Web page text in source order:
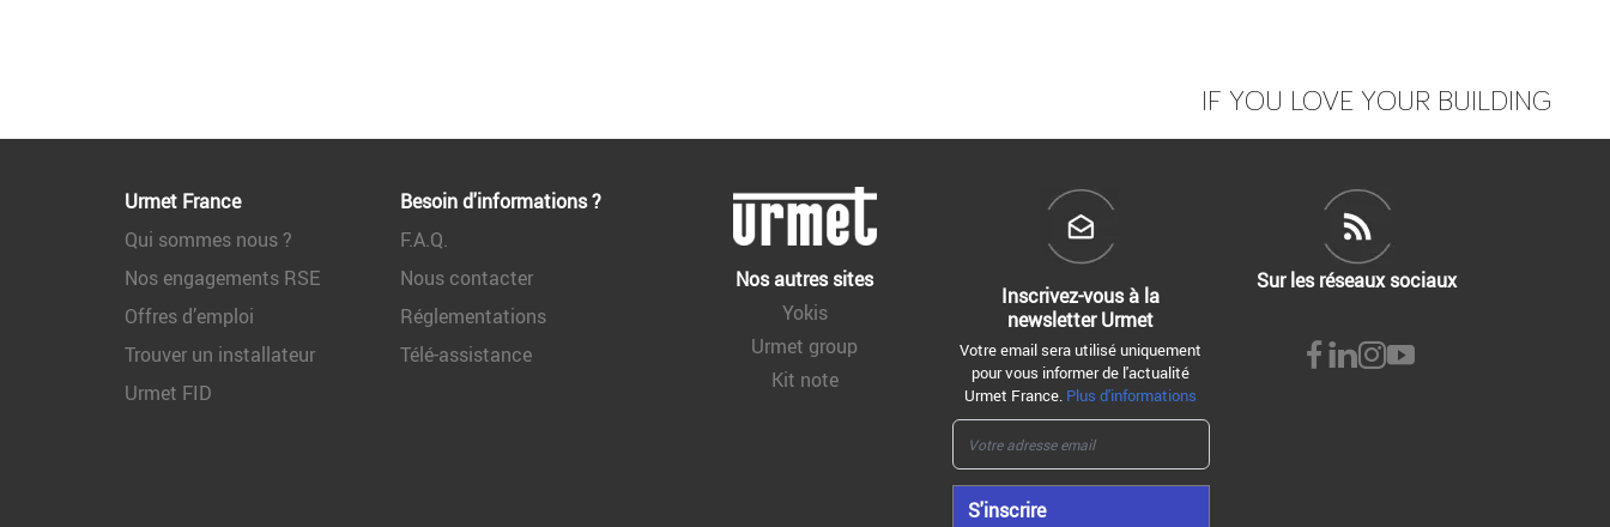
IF YOU LOVE YOUR BUILDING
Urmet France
Qui sommes nous ?
Nos engagements RSE
Offres d’emploi
Trouver un installateur
Urmet FID
Besoin d'informations ?
F.A.Q.
Nous contacter
Réglementations
Télé-assistance
Nos autres sites
Yokis
Urmet group
Kit note
Inscrivez-vous à la
newsletter Urmet
Votre email sera utilisé uniquement
pour vous informer de l'actualité
Urmet France. Plus d'informations
S'inscrire
Sur les réseaux sociaux